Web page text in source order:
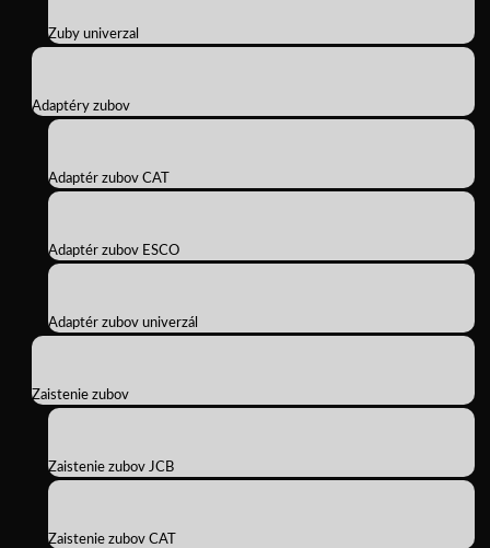
Zuby univerzal
Adaptéry zubov
Adaptér zubov CAT
Adaptér zubov ESCO
Adaptér zubov univerzál
Zaistenie zubov
Zaistenie zubov JCB
Zaistenie zubov CAT